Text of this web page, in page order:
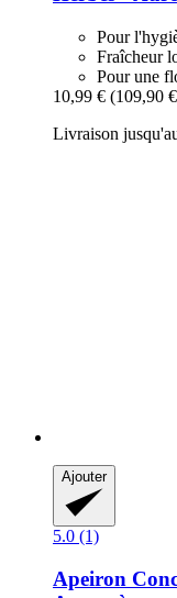
Pour
Fraîcheur
Pour une
10,99 € (109,90
Livraison
Ajouter
5.0 (1)
Apeiron